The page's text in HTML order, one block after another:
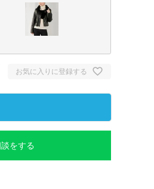
お気に入りに登録する
をする